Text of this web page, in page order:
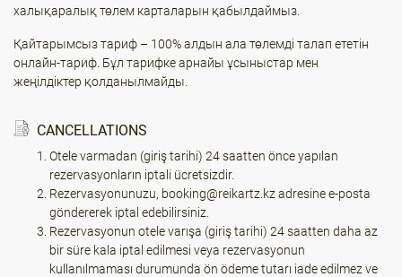
халықаралық төлем карталарын қабылдаймыз.
Қайтарымсыз тариф – 100% алдын ала төлемді талап ететін
онлайн-тариф. Бұл тарифке арнайы ұсыныстар мен
жеңілдіктер қолданылмайды.
CANCELLATIONS
Otele varmadan (giriş tarihi) 24 saatten önce yapılan
rezervasyonların iptali ücretsizdir.
Rezervasyonunuzu, booking@reikartz.kz adresine e-posta
göndererek iptal edebilirsiniz.
Rezervasyonun otele varışa (giriş tarihi) 24 saatten daha az
bir süre kala iptal edilmesi veya rezervasyonun
kullanılmaması durumunda ön ödeme tutarı iade edilmez ve